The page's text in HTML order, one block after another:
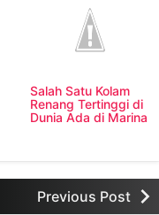
Salah Satu Kolam
Renang Tertinggi di
Dunia Ada di Marina
Previous Post